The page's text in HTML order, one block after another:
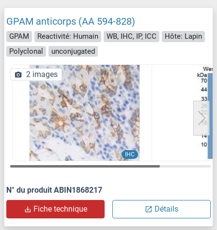
GPAM anticorps (AA 594-828)
GPAM Reactivité: Humain WB, IHC, IP, ICC
Hôte: Lapin
Polyclonal
unconjugated
IHC
2 images
N° du produit ABIN1868217
Fiche technique Détails